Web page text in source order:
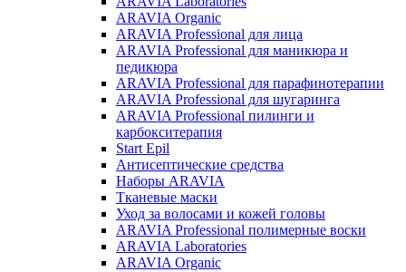
ARAVIA Organic
ARAVIA Professional для лица
ARAVIA Professional для маникюра и
педикюра
ARAVIA Professional для парафинотерапии
ARAVIA Professional для шугаринга
ARAVIA Professional пилинги и
карбокситерапия
Start Epil
Антисептические средства
Наборы ARAVIA
Тканевые маски
Уход за волосами и кожей головы
ARAVIA Professional полимерные воски
ARAVIA Laboratories
ARAVIA Organic